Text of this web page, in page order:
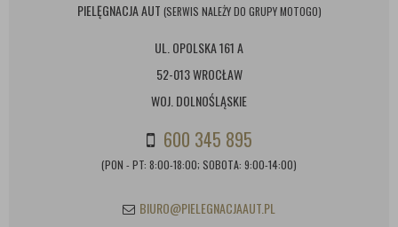
PIELĘGNACJA AUT (SERWIS NALEŻY DO GRUPY MOTOGO)
UL. OPOLSKA 161 A
52-013 WROCŁAW
WOJ. DOLNOŚLĄSKIE
600 345 895
(PON - PT: 8:00-18:00; SOBOTA: 9:00-14:00)
BIURO@PIELEGNACJAAUT.PL